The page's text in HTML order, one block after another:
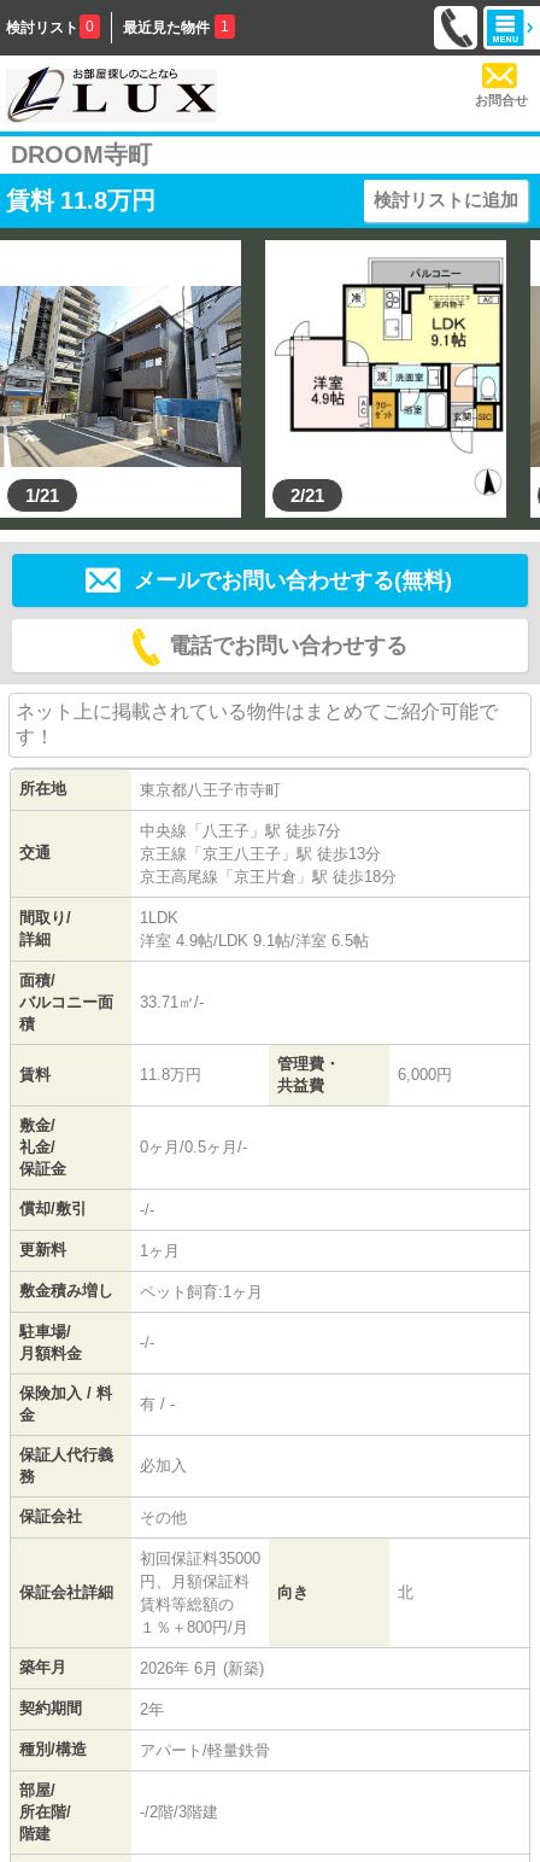
検討リスト 0 最近見た物件 1
お問合せ
DROOM寺町
賃料 11.8万円 検討リストに追加
1/21 2/21
メールでお問い合わせする(無料)
電話でお問い合わせする
ネット上に掲載されている物件はまとめてご紹介可能で
す！
所在地 東京都八王子市寺町
交通
中央線 「 八王子 」駅 徒歩7分
京王線 「京王八王子 」駅 徒歩13分
京王高尾線 「京王片倉 」駅 徒歩18分
間取り/
詳細
1LDK
洋室 4.9帖/LDK 9.1帖/洋室 6.5帖
面積/
バルコニー面
積
33.71㎡/-
賃料 11.8万円
管理費・
共益費
6,000円
敷金/
礼金/
保証金
0ヶ月/0.5ヶ月/-
償却/敷引 -/-
更新料 1ヶ月
敷金積み増し ペット飼育:1ヶ月
駐車場/
月額料金
-/-
保険加入 / 料
金
有 / -
保証人代行義
務
必加入
保証会社 その他
保証会社詳細
初回保証料35000
円、月額保証料
賃料等総額の
１％＋800円/月
向き 北
築年月 2026年 6月 (新築)
契約期間 2年
種別/構造 アパート/軽量鉄骨
部屋/
所在階/
階建
-/2階/3階建